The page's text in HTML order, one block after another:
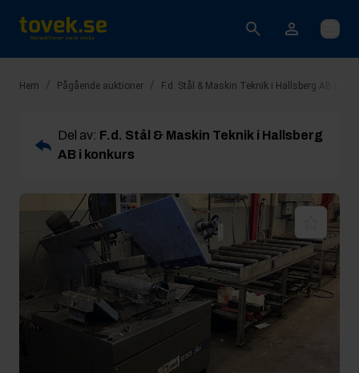
Öppna
Hem / Pågående auktioner / F.d. Stål & Maskin Teknik i Hallsberg AB i
Del av: F.d. Stål & Maskin Teknik i Hallsberg
AB i konkurs